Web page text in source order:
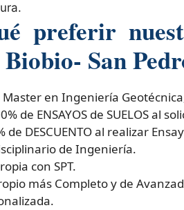
preferir
San
en Ingeniería
de ENSAYOS de SUELOS al
de DESCUENTO al realizar
de Ingeniería.
con SPT.
más Completo y de